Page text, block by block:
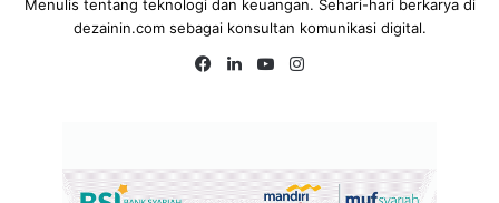
Menulis tentang teknologi dan keuangan. Sehari-hari berkarya di
dezainin.com sebagai konsultan komunikasi digital.
Fa
Lin
Yo